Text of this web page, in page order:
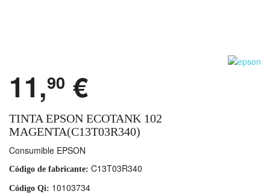
11,90 €
TINTA EPSON ECOTANK 102
MAGENTA(C13T03R340)
Consumible EPSON
Código de fabricante: C13T03R340
Código Qi: 10103734